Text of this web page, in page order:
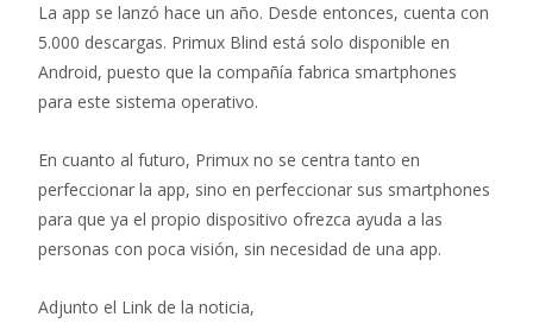
La app se lanzó hace un año. Desde entonces, cuenta con
5.000 descargas. Primux Blind está solo disponible en
Android, puesto que la compañía fabrica smartphones
para este sistema operativo.
En cuanto al futuro, Primux no se centra tanto en
perfeccionar la app, sino en perfeccionar sus smartphones
para que ya el propio dispositivo ofrezca ayuda a las
personas con poca visión, sin necesidad de una app.
Adjunto el Link de la noticia,